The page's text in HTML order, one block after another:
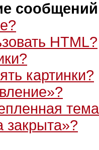
HTML?
картинки?
закрыта»?